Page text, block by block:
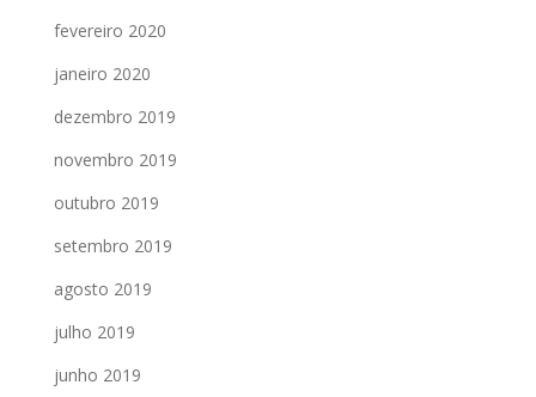
fevereiro 2020
janeiro 2020
dezembro 2019
novembro 2019
outubro 2019
setembro 2019
agosto 2019
julho 2019
junho 2019